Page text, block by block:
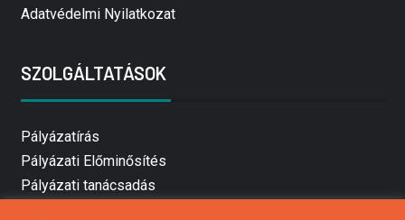
Adatvédelmi Nyilatkozat
SZOLGÁLTATÁSOK
Pályázatírás
Pályázati Előminősítés
Pályázati tanácsadás